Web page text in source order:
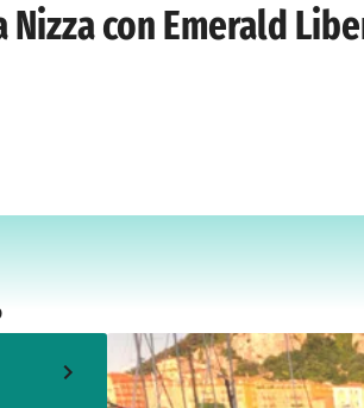
con Emerald